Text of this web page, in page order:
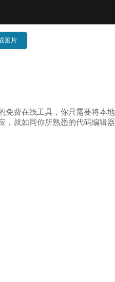
图片
免费在线工具，你只需要将本
，就如同你所熟悉的代码编辑